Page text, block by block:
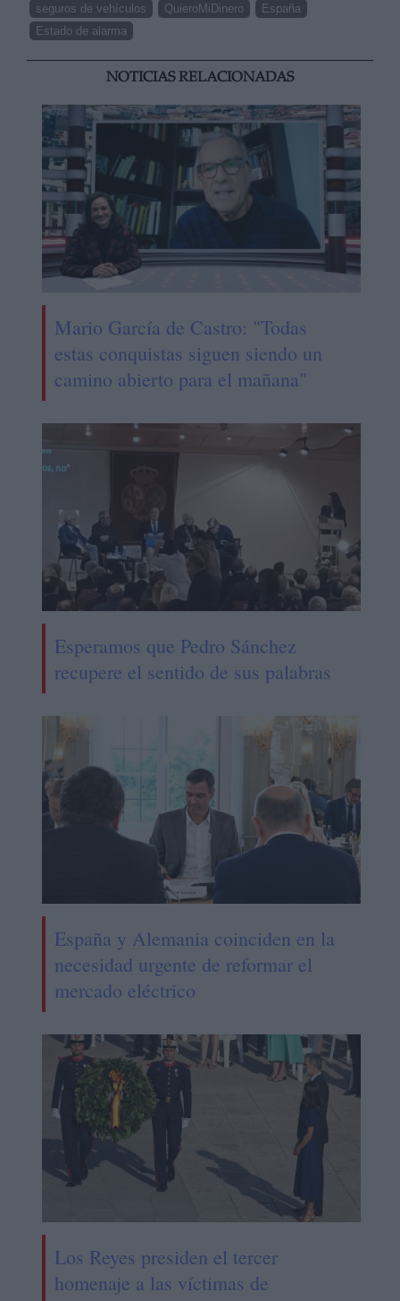
seguros de vehículos
QuieroMiDinero
España
Estado de alarma
NOTICIAS RELACIONADAS
Mario García de Castro: "Todas
estas conquistas siguen siendo un
camino abierto para el mañana"
Esperamos que Pedro Sánchez
recupere el sentido de sus palabras
España y Alemania coinciden en la
necesidad urgente de reformar el
mercado eléctrico
Los Reyes presiden el tercer
homenaje a las víctimas de